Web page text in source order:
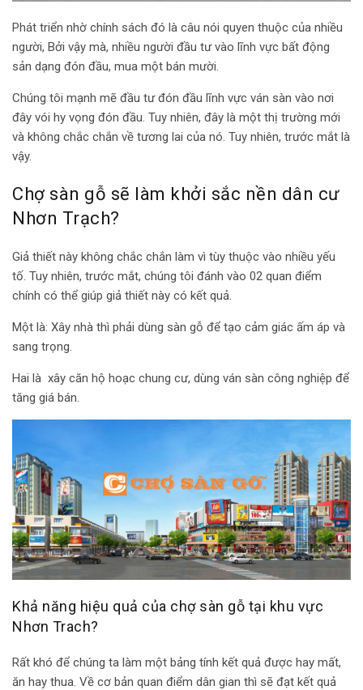
Phát triển nhờ chính sách đó là câu nói quyen thuộc của nhiều
người, Bởi vậy mà, nhiều người đầu tư vào lĩnh vực bất động
sản dạng đón đầu, mua một bán mười.
Chúng tôi mạnh mẽ đầu tư đón đầu lĩnh vực ván sàn vào nơi
đây vói hy vọng đón đầu. Tuy nhiên, đây là một thị trường mới
và không chắc chắn về tương lai của nó. Tuy nhiên, trước mắt là
vậy.
Chợ sàn gỗ sẽ làm khởi sắc nền dân cư
Nhơn Trạch?
Giả thiết này không chắc chắn làm vì tùy thuộc vào nhiều yếu
tố. Tuy nhiên, trước mắt, chúng tôi đánh vào 02 quan điểm
chính có thể giúp giả thiết này có kết quả.
Một là: Xây nhà thì phải dùng sàn gỗ để tạo cảm giác ấm áp và
sang trọng.
Hai là xây căn hộ hoạc chung cư, dùng ván sàn công nghiệp để
tăng giá bán.
Khả năng hiệu quả của chợ sàn gỗ tại khu vực
Nhơn Trach?
Rất khó để chúng ta làm một bảng tính kết quả được hay mất,
ăn hay thua. Về cơ bản quan điểm dân gian thì sẽ đạt kết quả